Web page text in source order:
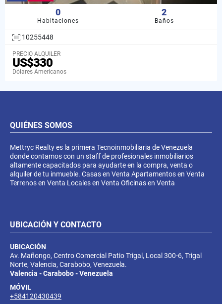
0
Habitaciones
2
Baños
10255448
PRECIO ALQUILER
US$330
Dólares Americanos
QUIÉNES SOMOS
Mettryc Realty es la primera Tecnoinmobiliaria de Venezuela
donde contamos con un staff de profesionales inmobiliarios
altamente capacitados para ayudarte en la compra, venta o
alquiler de tu inmueble. Casas en Venta Apartamentos en Venta
Terrenos en Venta Locales en Venta Oficinas en Venta
UBICACIÓN Y CONTACTO
UBICACIÓN
Av. Mañongo, Centro Comercial Patio Trigal, Local 300-6, Trigal
Norte, Valencia, Carabobo, Venezuela.
Valencia - Carabobo - Venezuela
MÓVIL
+584120430439